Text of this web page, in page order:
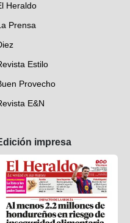
Heraldo
Prensa
Estilo
Provecho
E&N
impresa